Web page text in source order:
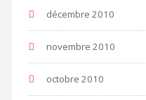
décembre 2010
novembre 2010
octobre 2010